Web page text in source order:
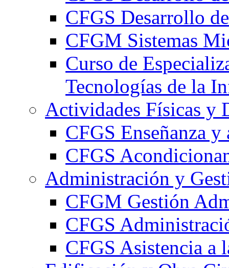
CFGS Desarrollo
CFGM Sistemas
Curso de
Tecnologías de la
Actividades Físicas y
CFGS Enseñanza
CFGS
Administración y
CFGM Gestión
CFGS
CFGS Asistencia a